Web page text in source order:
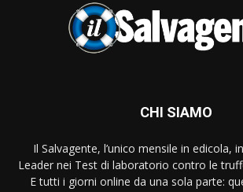
CHI SIAMO
Il Salvagente, l’unico mensile in edicola,
Leader nei Test di laboratorio contro le
E tutti i giorni online da una sola parte: